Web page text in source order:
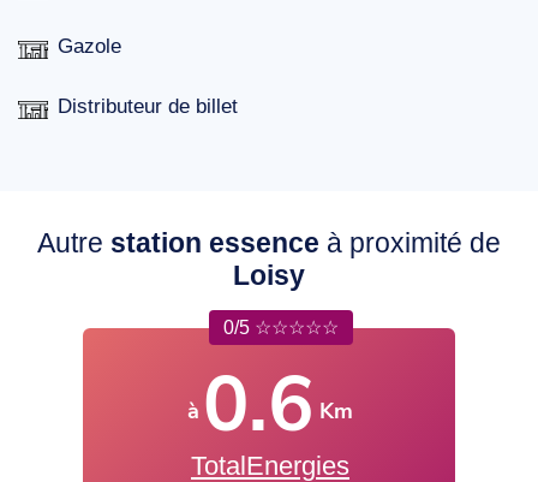
Gazole
Distributeur de billet
Autre station essence à proximité de
Loisy
0/5 ☆☆☆☆☆
à 0.6 Km
TotalEnergies